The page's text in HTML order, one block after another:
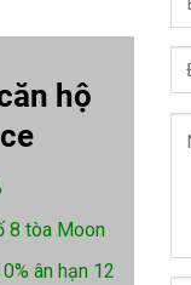
hộ
8 tòa Moon
ân hạn 12